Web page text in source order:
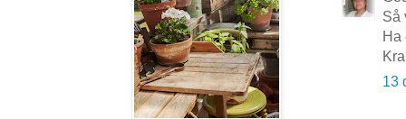
Så
Ha
13